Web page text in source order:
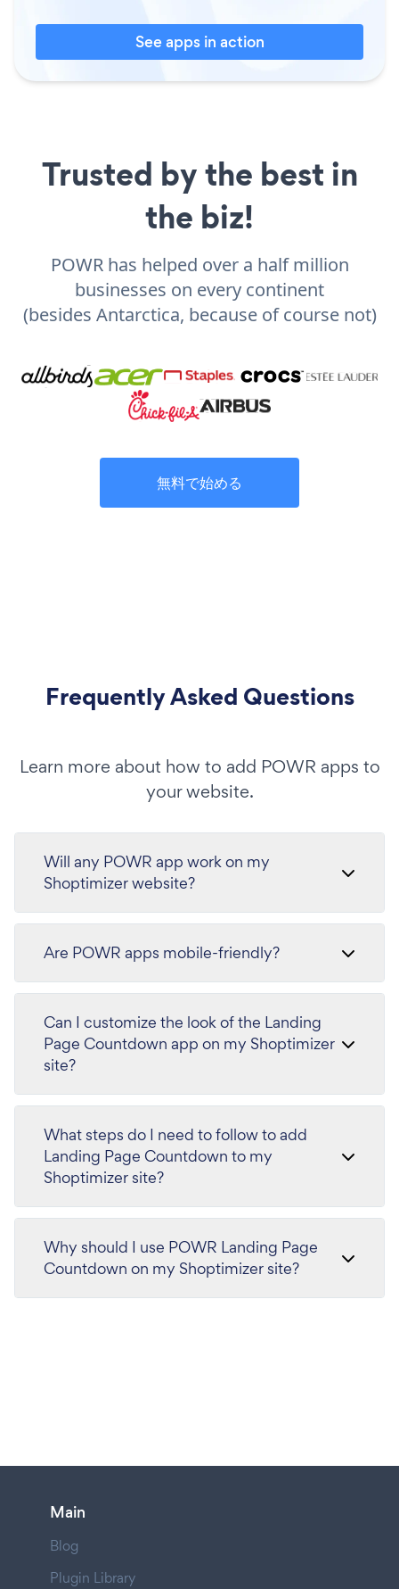
See apps in action
Trusted by the best in
the biz!
POWR has helped over a half million
businesses on every continent
(besides Antarctica, because of course not)
無料で始める
Frequently Asked Questions
Learn more about how to add POWR apps to
your website.
Will any POWR app work on my
Shoptimizer website?
Are POWR apps mobile-friendly?
Can I customize the look of the Landing
Page Countdown app on my Shoptimizer
site?
What steps do I need to follow to add
Landing Page Countdown to my
Shoptimizer site?
Why should I use POWR Landing Page
Countdown on my Shoptimizer site?
Main
Blog
Plugin Library